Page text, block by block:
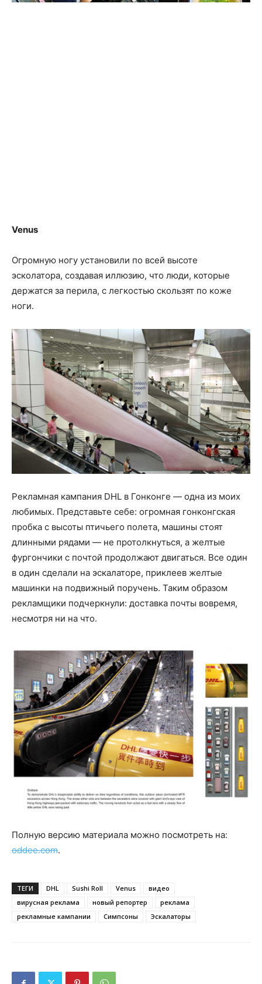
Venus
Огромную ногу установили по всей высоте
эсколатора, создавая иллюзию, что люди, которые
держатся за перила, с легкостью скользят по коже
ноги.
Рекламная кампания DHL в Гонконге — одна из моих
любимых. Представьте себе: огромная гонконгская
пробка с высоты птичьего полета, машины стоят
длинными рядами — не протолкнуться, а желтые
фургончики с почтой продолжают двигаться. Все один
в один сделали на эскалаторе, приклеев желтые
машинки на подвижный поручень. Таким образом
рекламщики подчеркнули: доставка почты вовремя,
несмотря ни на что.
Полную версию материала можно посмотреть на:
oddee.com.
ТЕГИ DHL Sushi Roll Venus
видео
вирусная реклама
новый репортер
реклама
рекламные кампании
Симпсоны Эскалаторы